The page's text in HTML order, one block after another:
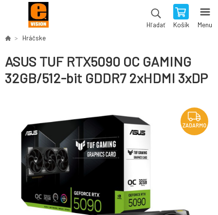
Hľadať Košík Menu
Hráčske
ASUS TUF RTX5090 OC GAMING
32GB/512-bit GDDR7 2xHDMI 3xDP
ZADARMO